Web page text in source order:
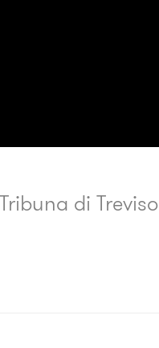
di Treviso